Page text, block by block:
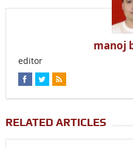
manoj
editor
RELATED ARTICLES